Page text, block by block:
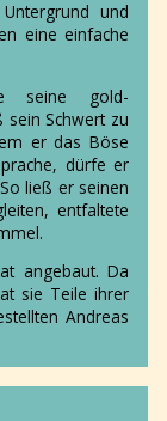
und
eine einfache
seine gold-
Schwert zu
er das Böse
dürfe er
ließ er seinen
entfaltete
angebaut. Da
sie Teile ihrer
Andreas